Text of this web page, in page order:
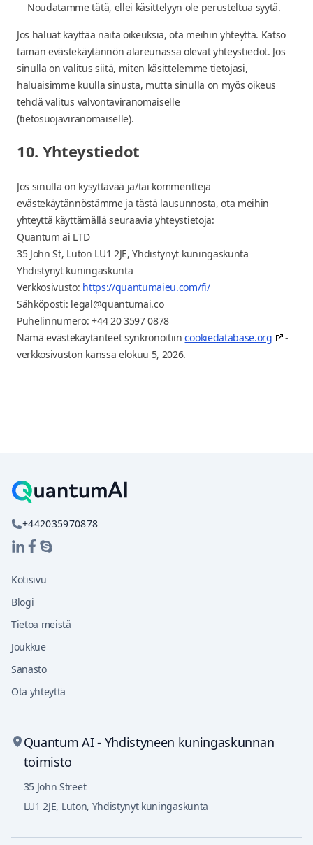
Noudatamme tätä, ellei käsittelyyn ole perusteltua syytä.
Jos haluat käyttää näitä oikeuksia, ota meihin yhteyttä. Katso
tämän evästekäytännön alareunassa olevat yhteystiedot. Jos
sinulla on valitus siitä, miten käsittelemme tietojasi,
haluaisimme kuulla sinusta, mutta sinulla on myös oikeus
tehdä valitus valvontaviranomaiselle
(tietosuojaviranomaiselle).
10. Yhteystiedot
Jos sinulla on kysyttävää ja/tai kommentteja
evästekäytännöstämme ja tästä lausunnosta, ota meihin
yhteyttä käyttämällä seuraavia yhteystietoja:
Quantum ai LTD
35 John St, Luton LU1 2JE, Yhdistynyt kuningaskunta
Yhdistynyt kuningaskunta
Verkkosivusto: https://quantumaieu.com/fi/
Sähköposti: legal@quantumai.co
Puhelinnumero: +44 20 3597 0878
Nämä evästekäytänteet synkronoitiincookiedatabase.org
-
verkkosivuston kanssa elokuu 5, 2026.
+442035970878
Kotisivu
Blogi
Tietoa meistä
Joukkue
Sanasto
Ota yhteyttä
Quantum AI - Yhdistyneen kuningaskunnan
toimisto
35 John Street
LU1 2JE, Luton, Yhdistynyt kuningaskunta